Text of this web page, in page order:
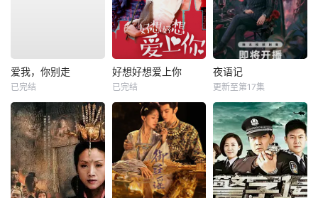
爱我，你别走
已完结
好想好想爱上你
已完结
夜语记
更新至第17集